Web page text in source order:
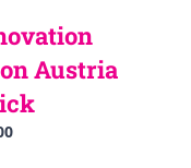
Austria